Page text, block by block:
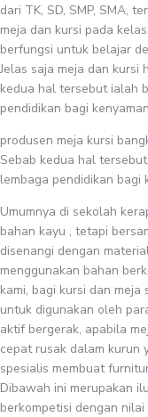
dari TK, SD, SMP, SMA,
meja dan kursi pada
berfungsi untuk belajar
Jelas saja meja dan kursi
kedua hal tersebut ialah
pendidikan bagi
produsen meja kursi
Sebab kedua hal
lembaga pendidikan bagi
Umumnya di sekolah
bahan kayu , tetapi
disenangi dengan
menggunakan bahan
kami, bagi kursi dan
untuk digunakan oleh
aktif bergerak, apabila
cepat rusak dalam kurun
spesialis membuat
Dibawah ini merupakan
berkompetisi dengan